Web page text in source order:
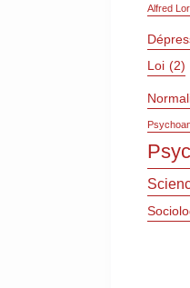
Alfred
Loi (2)